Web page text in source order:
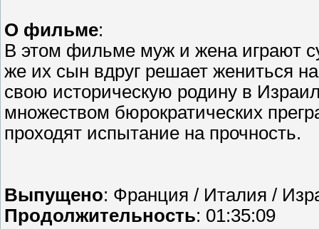
О фильме:
В этом фильме муж и жена играют
же их сын вдруг решает жениться
свою историческую родину в
множеством бюрократических
проходят испытание на прочность.
Выпущено: Франция / Италия /
Продолжительность: 01:35:09